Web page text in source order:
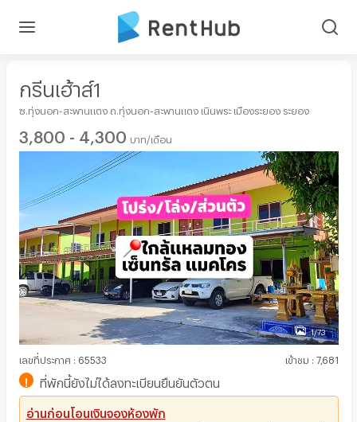
กรีนเฮ้าส์1
ซ.ทุ่งนอก-สะพานแตง ถ.ทุ่งนอก-สะพานแตง เนินพระ เมืองระยอง ระยอง
3,800 - 4,300 บาท/เดือน
1/73
เลขที่ประกาศ : 65533 เข้าชม : 7,681
! ที่พักนี้ยังไม่ได้ลงทะเบียนยืนยันตัวตน
อ่านก่อนโอนเงินจองห้องพัก